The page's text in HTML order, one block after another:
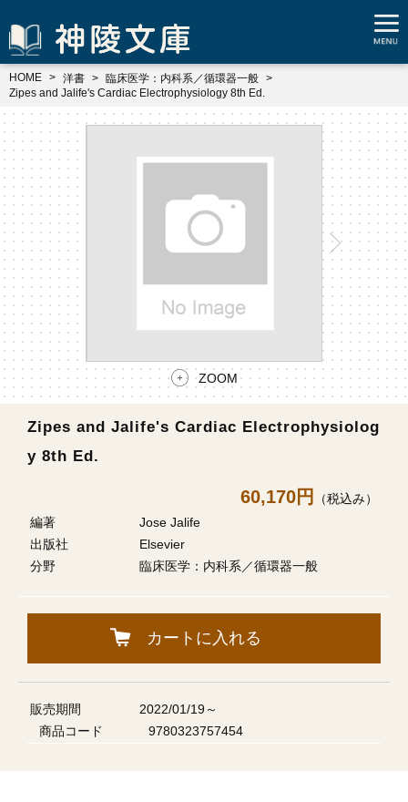
HOME 洋書
臨床医学：内科系／循環器一般
Zipes and Jalife's Cardiac Electrophysiology 8th Ed.
ZOOM
Zipes and Jalife's Cardiac Electrophysiolog
y 8th Ed.
60,170円
（税込み）
編著
Jose Jalife
出版社
Elsevier
分野
臨床医学：内科系／循環器一般
カートに入れる
販売期間
2022/01/19～
商品コード
9780323757454